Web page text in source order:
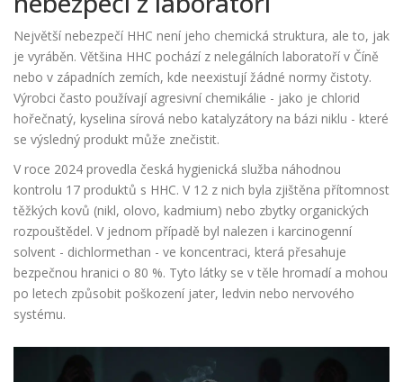
Největší nebezpečí HHC není jeho chemická struktura, ale to, jak
je vyráběn. Většina HHC pochází z nelegálních laboratoří v Číně
nebo v západních zemích, kde neexistují žádné normy čistoty.
Výrobci často používají agresivní chemikálie - jako je chlorid
hořečnatý, kyselina sírová nebo katalyzátory na bázi niklu - které
se výsledný produkt může znečistit.
V roce 2024 provedla česká hygienická služba náhodnou
kontrolu 17 produktů s HHC. V 12 z nich byla zjištěna přítomnost
těžkých kovů (nikl, olovo, kadmium) nebo zbytky organických
rozpouštědel. V jednom případě byl nalezen i karcinogenní
solvent - dichlormethan - ve koncentraci, která přesahuje
bezpečnou hranici o 80 %. Tyto látky se v těle hromadí a mohou
po letech způsobit poškození jater, ledvin nebo nervového
systému.